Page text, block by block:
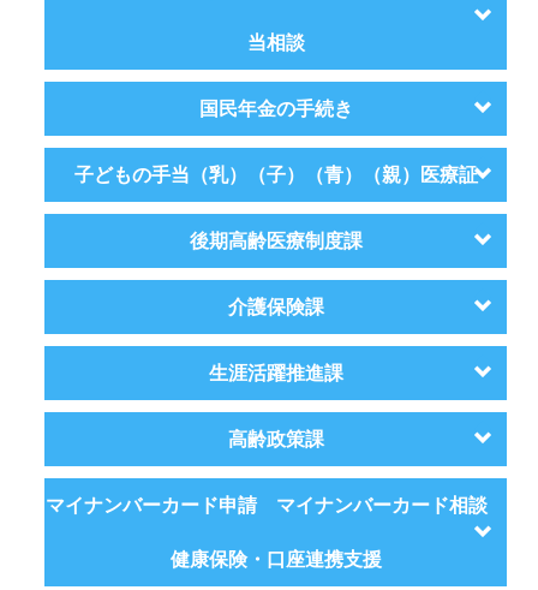
当相談
国民年金の手続き
子どもの手当（乳）（子）（青）（親）医療証
後期高齢医療制度課
介護保険課
生涯活躍推進課
高齢政策課
マイナンバーカード申請 マイナンバーカード相談
健康保険・口座連携支援